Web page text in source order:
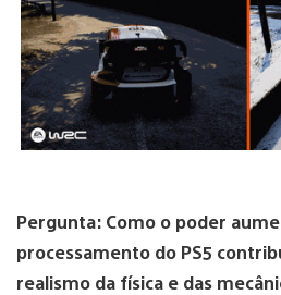
Pergunta: Como o poder
processamento do PS5
realismo da física e das